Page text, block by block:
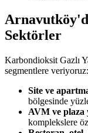
Sektörler
Karbondioksit Gazlı
segmentlere veriyoruz:
Site ve
bölgesinde
AVM ve plaza
komplekslere